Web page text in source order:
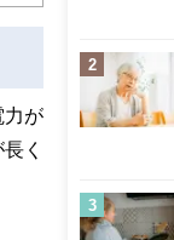
力が
く